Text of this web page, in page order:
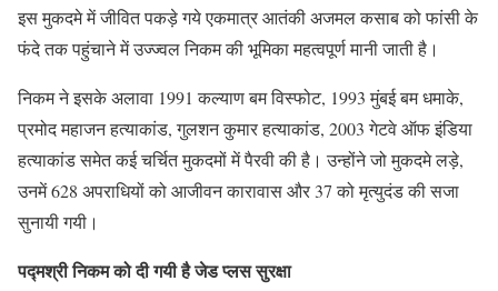
इस मुकदमे में जीवित पकड़े गये एकमात्र आतंकी अजमल कसाब को फांसी के
फंदे तक पहुंचाने में उज्ज्वल निकम की भूमिका महत्वपूर्ण मानी जाती है।
निकम ने इसके अलावा 1991 कल्याण बम विस्फोट, 1993 मुंबई बम धमाके,
प्रमोद महाजन हत्याकांड, गुलशन कुमार हत्याकांड, 2003 गेटवे ऑफ इंडिया
हत्याकांड समेत कई चर्चित मुकदमों में पैरवी की है। उन्होंने जो मुकदमे लड़े,
उनमें 628 अपराधियों को आजीवन कारावास और 37 को मृत्युदंड की सजा
सुनायी गयी।
पद्मश्री निकम को दी गयी है जेड प्लस सुरक्षा